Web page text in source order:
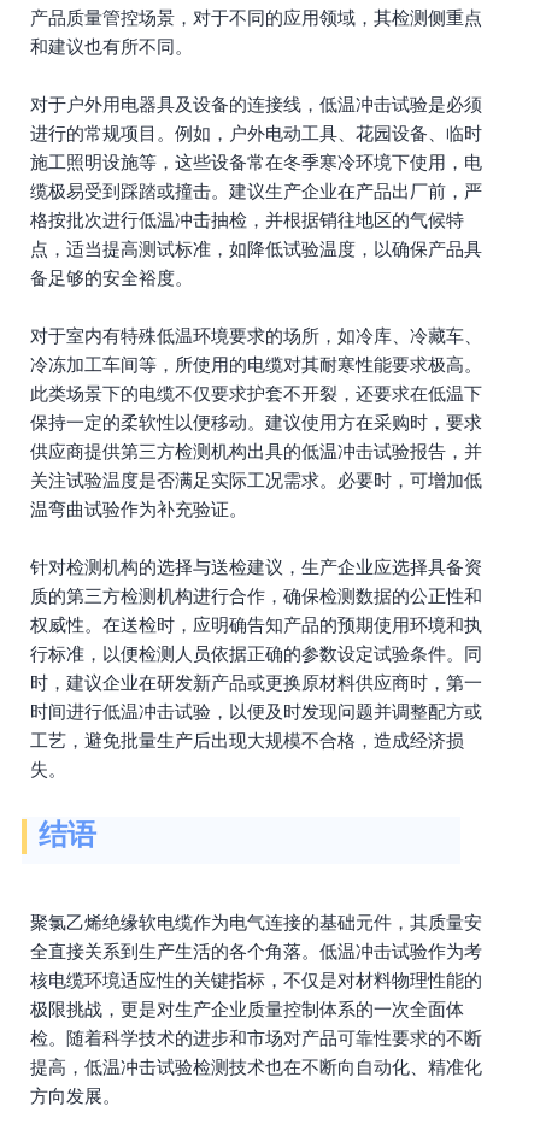
产品质量管控场景，对于不同的应用领域，其检测侧重点
和建议也有所不同。
对于户外用电器具及设备的连接线，低温冲击试验是必须
进行的常规项目。例如，户外电动工具、花园设备、临时
施工照明设施等，这些设备常在冬季寒冷环境下使用，电
缆极易受到踩踏或撞击。建议生产企业在产品出厂前，严
格按批次进行低温冲击抽检，并根据销往地区的气候特
点，适当提高测试标准，如降低试验温度，以确保产品具
备足够的安全裕度。
对于室内有特殊低温环境要求的场所，如冷库、冷藏车、
冷冻加工车间等，所使用的电缆对其耐寒性能要求极高。
此类场景下的电缆不仅要求护套不开裂，还要求在低温下
保持一定的柔软性以便移动。建议使用方在采购时，要求
供应商提供第三方检测机构出具的低温冲击试验报告，并
关注试验温度是否满足实际工况需求。必要时，可增加低
温弯曲试验作为补充验证。
针对检测机构的选择与送检建议，生产企业应选择具备资
质的第三方检测机构进行合作，确保检测数据的公正性和
权威性。在送检时，应明确告知产品的预期使用环境和执
行标准，以便检测人员依据正确的参数设定试验条件。同
时，建议企业在研发新产品或更换原材料供应商时，第一
时间进行低温冲击试验，以便及时发现问题并调整配方或
工艺，避免批量生产后出现大规模不合格，造成经济损
失。
结语
聚氯乙烯绝缘软电缆作为电气连接的基础元件，其质量安
全直接关系到生产生活的各个角落。低温冲击试验作为考
核电缆环境适应性的关键指标，不仅是对材料物理性能的
极限挑战，更是对生产企业质量控制体系的一次全面体
检。随着科学技术的进步和市场对产品可靠性要求的不断
提高，低温冲击试验检测技术也在不断向自动化、精准化
方向发展。